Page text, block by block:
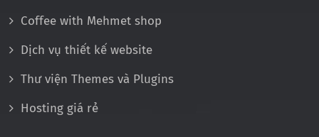
Coffee with Mehmet shop
Dịch vụ thiết kế website
Thư viện Themes và Plugins
Hosting giá rẻ